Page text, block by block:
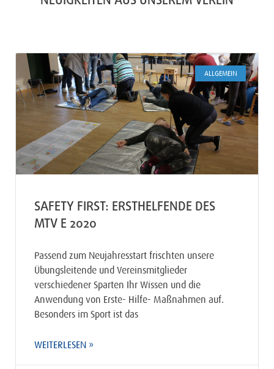
ALLGEMEIN
SAFETY FIRST: ERSTHELFENDE DES
MTV E 2020
Passend zum Neujahresstart frischten unsere
Übungsleitende und Vereinsmitglieder
verschiedener Sparten Ihr Wissen und die
Anwendung von Erste- Hilfe- Maßnahmen auf.
Besonders im Sport ist das
WEITERLESEN »